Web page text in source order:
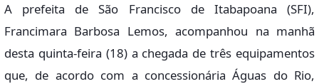
A prefeita de São Francisco de Itabapoana (SFI),
Francimara Barbosa Lemos, acompanhou na manhã
desta quinta-feira (18) a chegada de três equipamentos
que, de acordo com a concessionária Águas do Rio,